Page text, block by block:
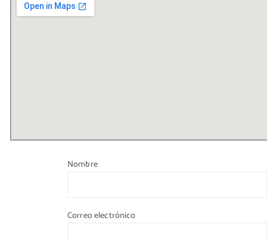
Nombre
Correo electrónico